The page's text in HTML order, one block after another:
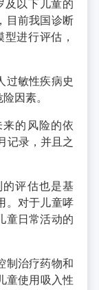
及以下儿童的
目前我国诊断
进行评估，
过敏性疾病史
因素。
的风险的依
记录，并且之
评估也是基
。对于儿童哮
童日常活动的
制治疗药物和
童使用吸入性